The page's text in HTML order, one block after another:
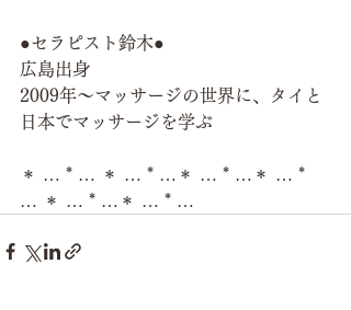
●セラピスト鈴木●
広島出身
2009年～マッサージの世界に、タイと
日本でマッサージを学ぶ
＊ … * … ＊ … * …＊ … * …＊ … *
… ＊ … * …＊ … * …